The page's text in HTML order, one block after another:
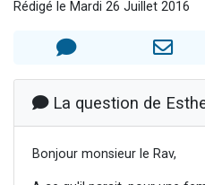
Il reste 49
Eva vient de
Rédigé le Mardi 26 Juillet 2016
La question de
Bonjour monsieur le Rav,